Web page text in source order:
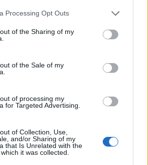
Processing Opt Outs
of the Sharing of my
of the Sale of my
of processing my
for Targeted Advertising.
of Collection, Use,
and/or Sharing of my
that Is Unrelated with the
it was collected.